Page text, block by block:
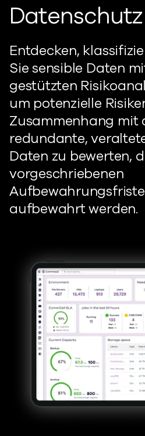
Datenschutz
Entdecken,
Sie sensible Daten
gestützten
um potenzielle
Zusammenhang
redundante,
Daten zu bewerten,
vorgeschriebenen
aufbewahrt werden.